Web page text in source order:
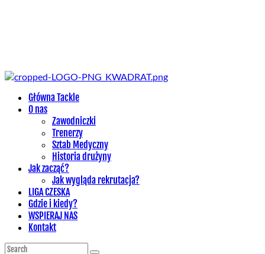
Główna Tackle
O nas
Zawodniczki
Trenerzy
Sztab Medyczny
Historia drużyny
Jak zacząć?
Jak wygląda rekrutacja?
LIGA CZESKA
Gdzie i kiedy?
WSPIERAJ NAS
Kontakt